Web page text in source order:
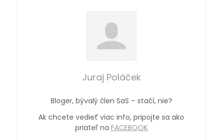
Juraj Poláček
Bloger, bývalý člen SaS – stačí, nie?
Ak chcete vedieť viac info, pripojte sa ako
priateľ na FACEBOOK